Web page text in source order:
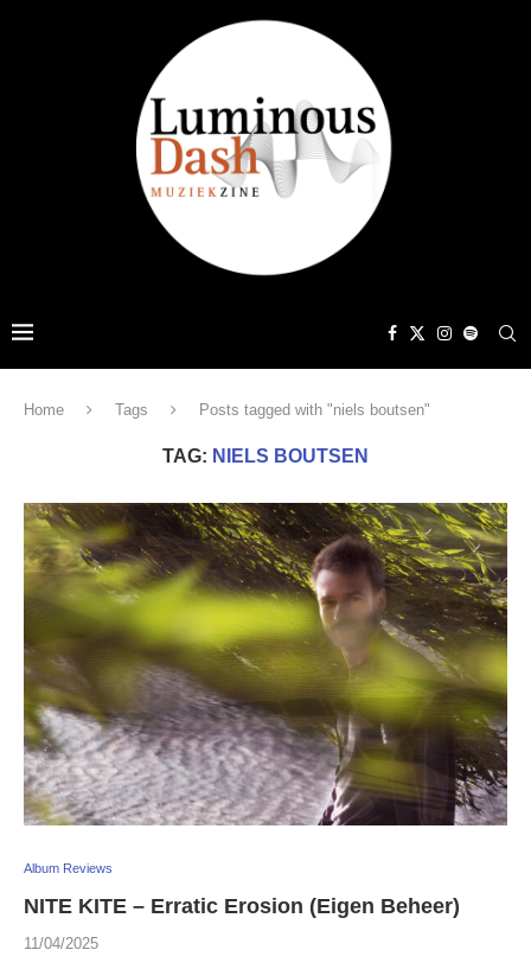
Home Tags Posts tagged with "niels boutsen"
TAG: NIELS BOUTSEN
Album Reviews
NITE KITE – Erratic Erosion (Eigen Beheer)
11/04/2025